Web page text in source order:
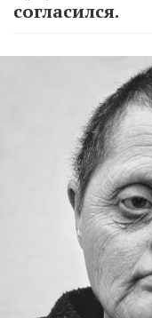
согласился.